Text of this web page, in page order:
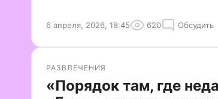
6 апреля, 2026, 18:45 620 Обсудить
РАЗВЛЕЧЕНИЯ
«Порядок там, где